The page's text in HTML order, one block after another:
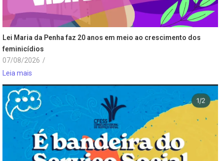
Lei Maria da Penha faz 20 anos em meio ao crescimento dos
feminicídios
07/08/2026 /
Leia mais